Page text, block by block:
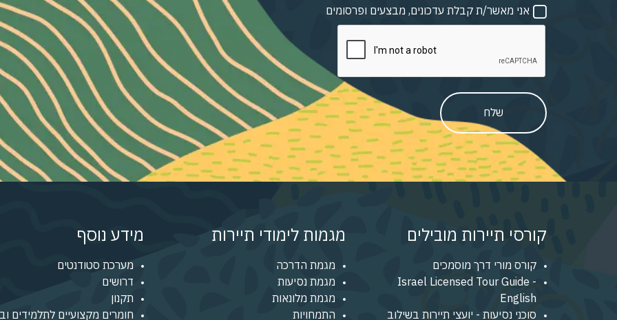
אני מאשר/ת קבלת עדכונים, מבצעים ופרסומים
שלח
קורסי תיירות מובילים
קורס מורי דרך מוסמכים
Israel Licensed Tour Guide -
English
סוכני נסיעות - יועצי תיירות בשילוב
מגמות לימודי תיירות
מגמת הדרכה
מגמת נסיעות
מגמת מלונאות
התמחויות
מידע נוסף
מערכת סטודנטים
דרושים
תקנון
חומרים מקצועיים לתלמידים